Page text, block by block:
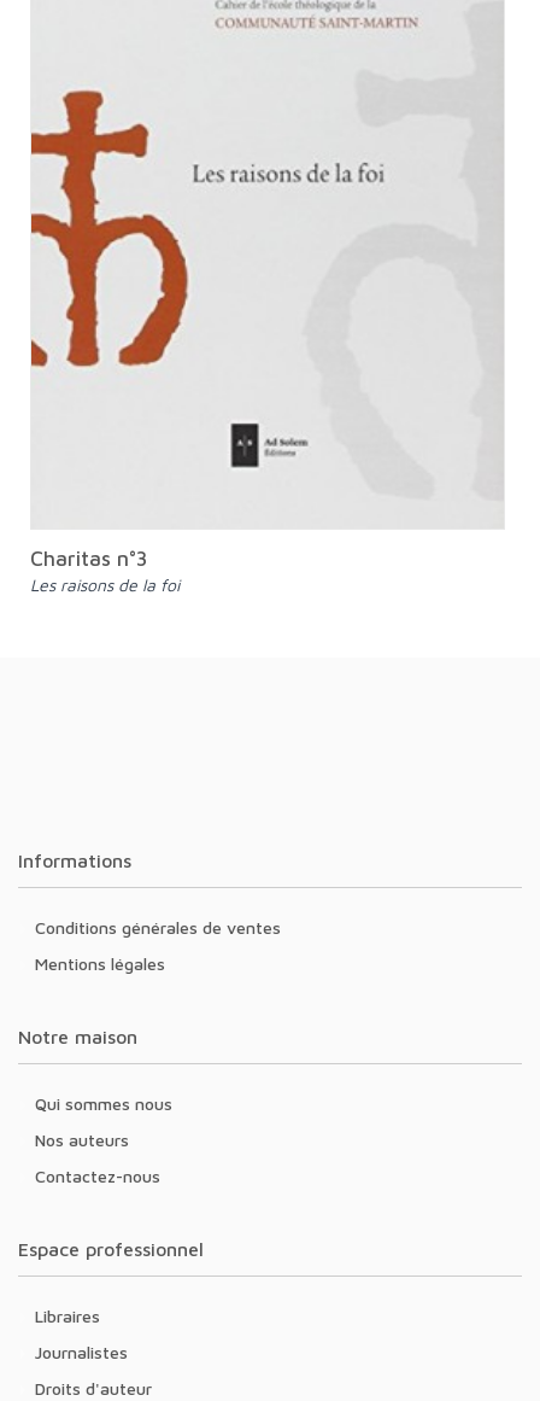
Charitas n°3
Les raisons de la foi
Informations
Conditions générales de ventes
Mentions légales
Notre maison
Qui sommes nous
Nos auteurs
Contactez-nous
Espace professionnel
Libraires
Journalistes
Droits d'auteur